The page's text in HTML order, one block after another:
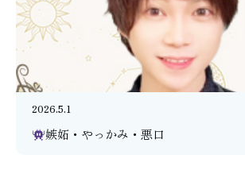
2026.5.1
嫉妬・やっかみ・悪口